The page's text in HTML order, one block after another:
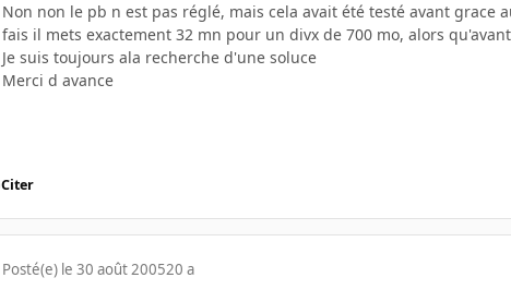
Non non le pb n est pas réglé, mais cela avait été testé avant grace
fais il mets exactement 32 mn pour un divx de 700 mo, alors
Je suis toujours ala recherche d'une soluce
Merci d avance
Citer
Posté(e) le 30 août 200520 a